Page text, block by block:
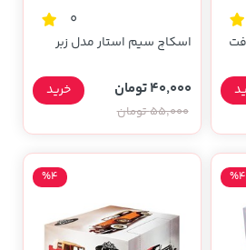
0
اسکاچ سیم استار مدل زبر
40,000 تومان
55,000 تومان
خرید
%4
%4